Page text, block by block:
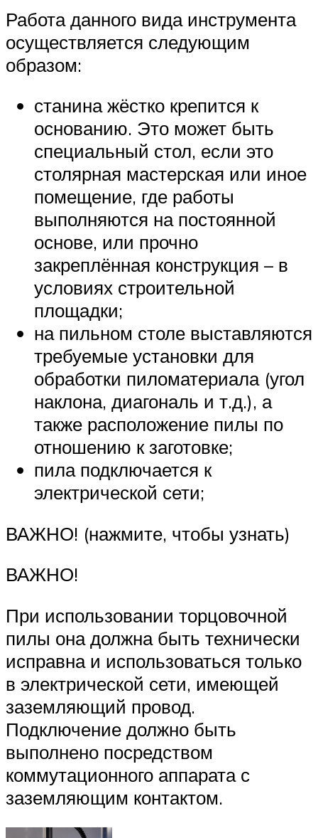
Работа данного вида инструмента
осуществляется следующим
образом:
станина жёстко крепится к
основанию. Это может быть
специальный стол, если это
столярная мастерская или иное
помещение, где работы
выполняются на постоянной
основе, или прочно
закреплённая конструкция – в
условиях строительной
площадки;
на пильном столе выставляются
требуемые установки для
обработки пиломатериала (угол
наклона, диагональ и т.д.), а
также расположение пилы по
отношению к заготовке;
пила подключается к
электрической сети;
ВАЖНО! (нажмите, чтобы узнать)
ВАЖНО!
При использовании торцовочной
пилы она должна быть технически
исправна и использоваться только
в электрической сети, имеющей
заземляющий провод.
Подключение должно быть
выполнено посредством
коммутационного аппарата с
заземляющим контактом.